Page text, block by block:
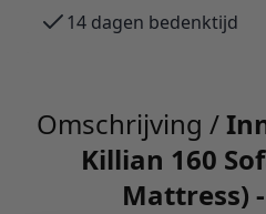
14 dagen bedenktijd
Omschrijving /
Killian 160
Mattress)